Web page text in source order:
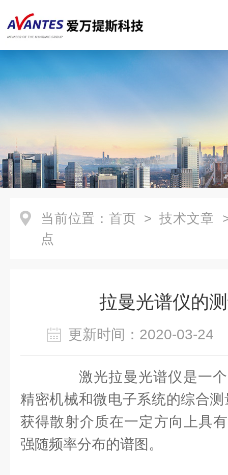
当前位置： 首页 > 技术文章
点
拉曼光谱仪的
更新时间：2020-03-
激光拉曼光谱仪是一个
精密机械和微电子系统的综合
获得散射介质在一定方向上具
强随频率分布的谱图。